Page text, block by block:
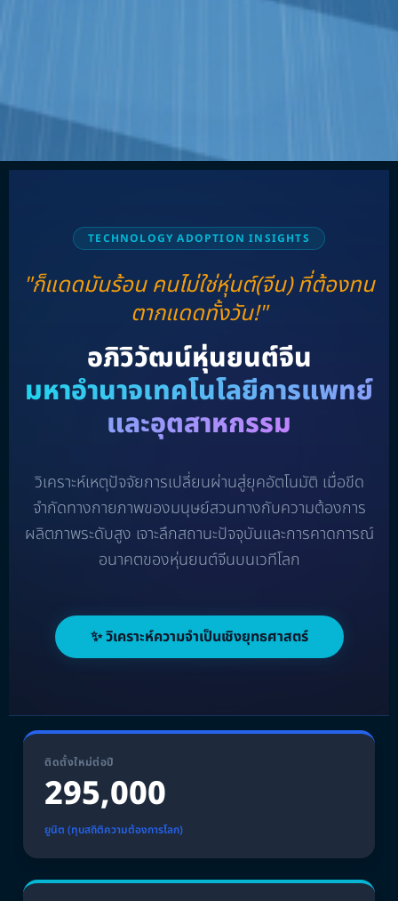
TECHNOLOGY ADOPTION INSIGHTS
"ก็แดดมันร้อน คนไม่ใช่หุ่นต์(จีน) ที่ต้องทน
ตากแดดทั้งวัน!"
อภิวิวัฒน์หุ่นยนต์จีน
มหาอำนาจเทคโนโลยีการแพทย์
และอุตสาหกรรม
วิเคราะห์เหตุปัจจัยการเปลี่ยนผ่านสู่ยุคอัตโนมัติ เมื่อขีด
จำกัดทางกายภาพของมนุษย์สวนทางกับความต้องการ
ผลิตภาพระดับสูง เจาะลึกสถานะปัจจุบันและการคาดการณ์
อนาคตของหุ่นยนต์จีนบนเวทีโลก
✨ วิเคราะห์ความจำเป็นเชิงยุทธศาสตร์
ติดตั้งใหม่ต่อปี
295,000
ยูนิต (ทุบสถิติความต้องการโลก)